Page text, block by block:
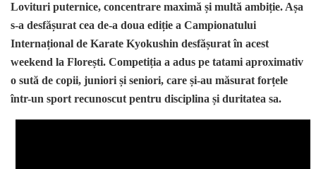
Lovituri puternice, concentrare maximă și multă ambiție. Așa
s-a desfășurat cea de-a doua ediție a Campionatului
Internațional de Karate Kyokushin desfășurat în acest
weekend la Florești. Competiția a adus pe tatami aproximativ
o sută de copii, juniori și seniori, care și-au măsurat forțele
într-un sport recunoscut pentru disciplina și duritatea sa.